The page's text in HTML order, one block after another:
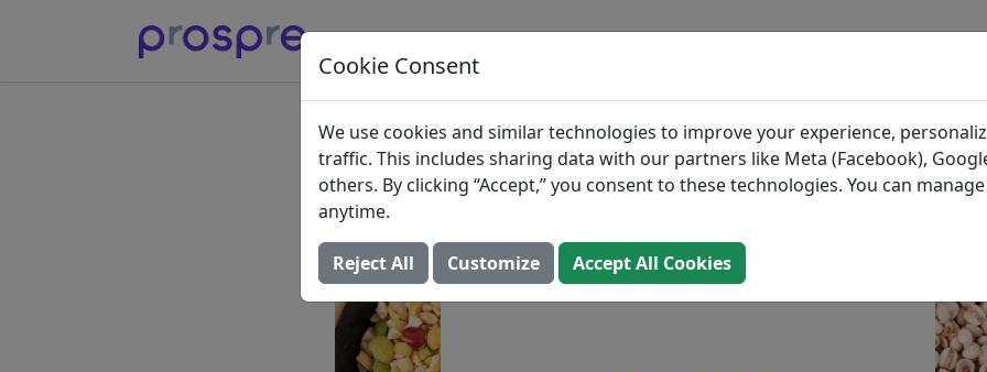
BLOG BAHAN-BAHAN RENCANA
Biji-Bijian Tinggi Serat
23 Oktober 2023 (Diperbarui: 2 Agustus 2025)
Cookie Consent
We use cookies and similar technologies to improve your experience,
traffic. This includes sharing data with our partners like Meta (Facebook),
others. By clicking “Accept,” you consent to these technologies. You can
anytime.
Reject All Customize Accept All Cookies